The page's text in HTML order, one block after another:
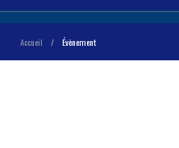
Accueil / Évènement